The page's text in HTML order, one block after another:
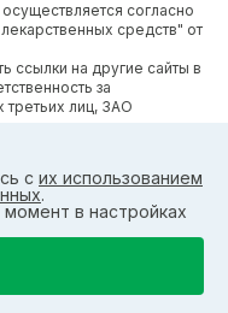
согласно
средств" от
на другие сайты в
за
лиц, ЗАО
2025 г. по
среди производителей
менеджмента ЗАО
с требованиями
HACCP
с их использованием
.
в настройках